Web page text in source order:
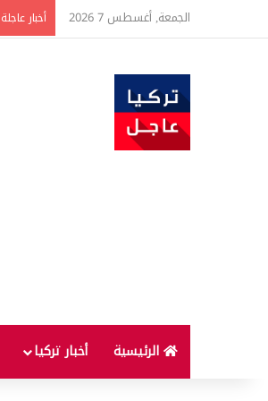
الجمعة, أغسطس 7 2026 أخبار عاجلة
الرئيسية أخبار تركيا